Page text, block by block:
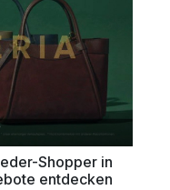
Shopper in
entdecken